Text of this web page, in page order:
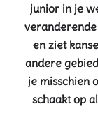
junior in je
en ziet
andere
je misschien
schaakt op